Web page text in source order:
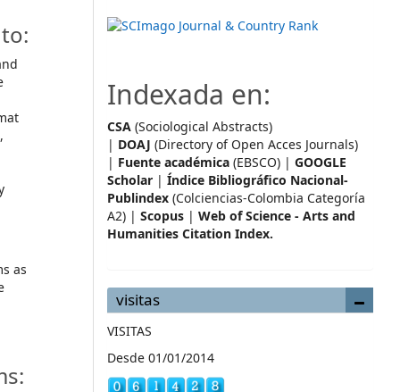
as
Indexada en:
CSA (Sociological Abstracts)
| DOAJ (Directory of Open Acces Journals)
| Fuente académica (EBSCO) | GOOGLE
Scholar| Índice Bibliográfico Nacional-
Publindex (Colciencias-Colombia Categoría
A2) | Scopus | Web of Science - Arts and
Humanities Citation Index.
visitas
VISITAS
Desde 01/01/2014